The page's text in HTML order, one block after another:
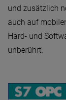
und zusätzlich
auch auf
Hard- und
unberührt.